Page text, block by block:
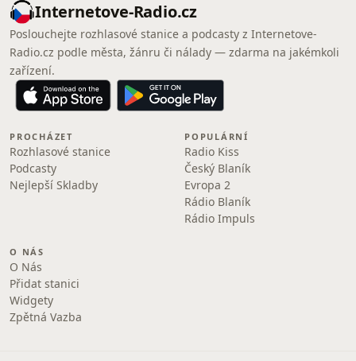
Internetove-Radio.cz
Poslouchejte rozhlasové stanice a podcasty z Internetove-
Radio.cz podle města, žánru či nálady — zdarma na jakémkoli
zařízení.
PROCHÁZET
Rozhlasové stanice
Podcasty
Nejlepší Skladby
POPULÁRNÍ
Radio Kiss
Český Blaník
Evropa 2
Rádio Blaník
Rádio Impuls
O NÁS
O Nás
Přidat stanici
Widgety
Zpětná Vazba